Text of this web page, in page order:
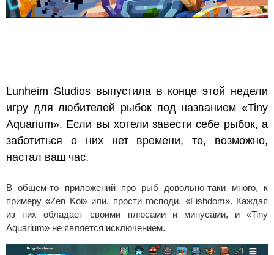
Lunheim Studios выпустила в конце этой недели
игру для любителей рыбок под названием «Tiny
Aquarium». Если вы хотели завести себе рыбок, а
заботиться о них нет времени, то, возможно,
настал ваш час.
В общем-то приложений про рыб довольно-таки много, к
примеру «Zen Koi» или, прости господи, «Fishdom». Каждая
из них обладает своими плюсами и минусами, и «Tiny
Aquarium» не является исключением.